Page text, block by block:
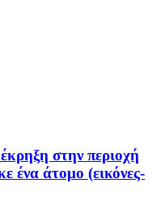
στην περιοχή
ένα άτομο (εικόνες-